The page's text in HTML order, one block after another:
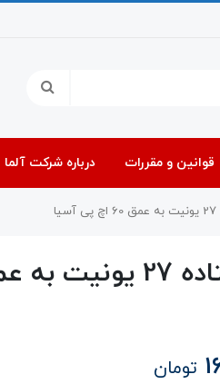
قوانین و مقررات درباره شرکت آلما
پی آسیا
تومان